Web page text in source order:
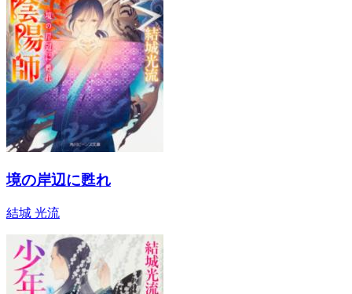
境の岸辺に甦れ
結城 光流